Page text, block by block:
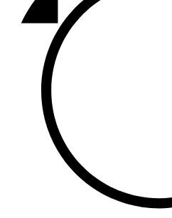
107,1 FM
Балык бистәсе
104,9 FM
Баулы
107,5 FM
Биләр